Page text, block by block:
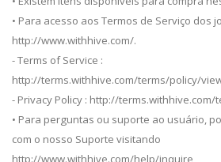
• Para acesso aos Termos de Serviço dos
http://www.withhive.com/.
- Terms of Service :
http://terms.withhive.com/terms/policy/
- Privacy Policy : http://
• Para perguntas ou suporte ao usuário,
com o nosso Suporte visitando
http://www.withhive.com/help/inquire